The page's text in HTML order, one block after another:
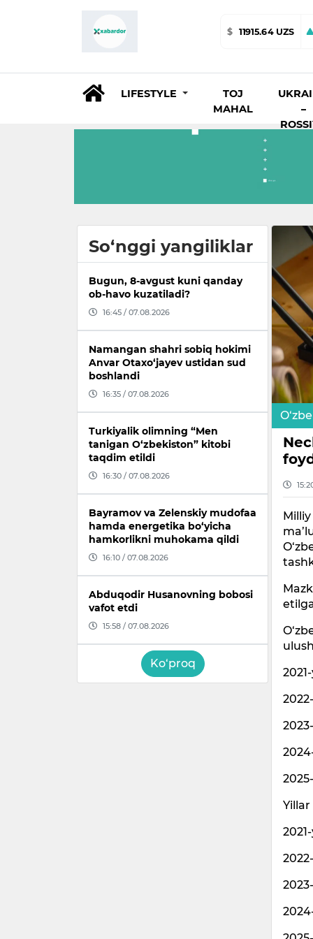
$ 11915.64 UZS
LIFESTYLE
TOJ
MAHAL
–
So‘nggi yangiliklar
Bugun, 8-avgust kuni qanday
ob-havo kuzatiladi?
16:45 / 07.08.2026
Namangan shahri sobiq hokimi
Anvar Otaxo‘jayev ustidan sud
boshlandi
16:35 / 07.08.2026
Turkiyalik olimning “Men
tanigan O‘zbekiston” kitobi
taqdim etildi
16:30 / 07.08.2026
Bayramov va Zelenskiy mudofaa
hamda energetika bo‘yicha
hamkorlikni muhokama qildi
16:10 / 07.08.2026
Abduqodir Husanovning bobosi
vafot etdi
15:58 / 07.08.2026
Ko‘proq